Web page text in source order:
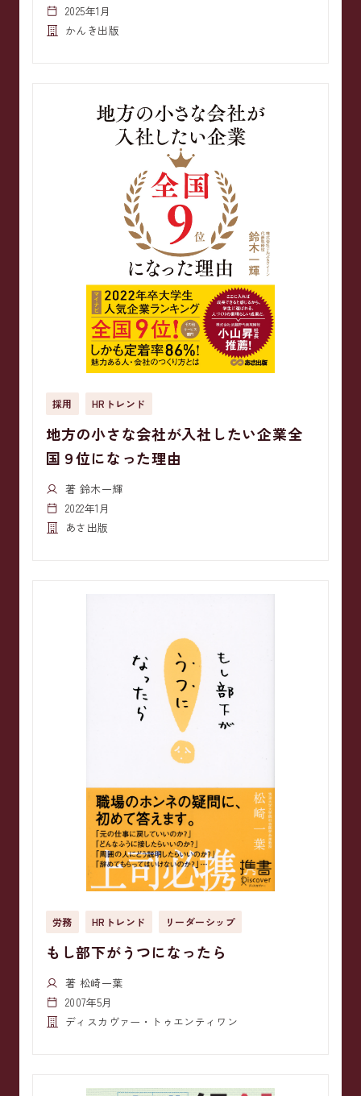
2025年1月
かんき出版
採用 HRトレンド
地方の小さな会社が入社したい企業全
国９位になった理由
著 鈴木一輝
2022年1月
あさ出版
労務 HRトレンド リーダーシップ
もし部下がうつになったら
著 松崎一葉
2007年5月
ディスカヴァー・トゥエンティワン